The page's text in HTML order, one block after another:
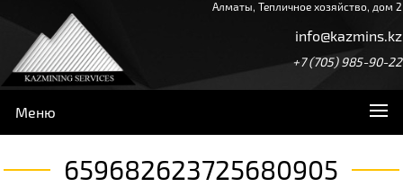
info@kazmins.kz
Алматы, Тепличное хозяйство, дом 2
+7 (705) 985-90-22
Меню
659682623725680905